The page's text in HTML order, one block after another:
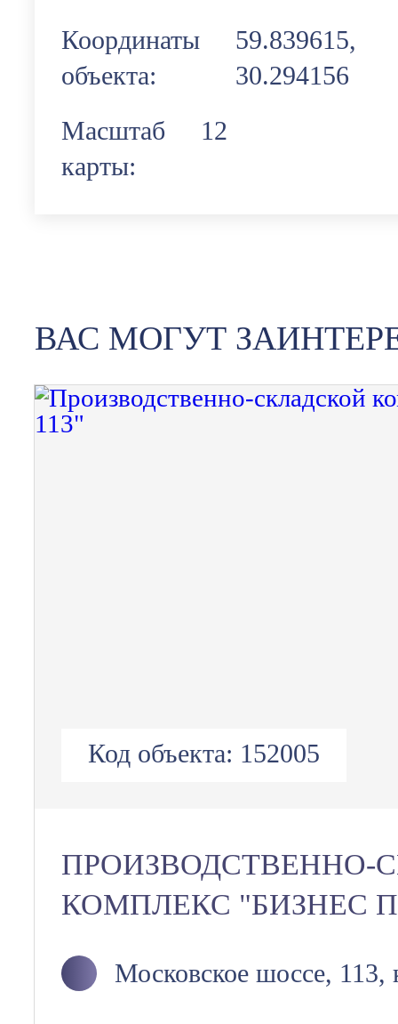
Координаты
объекта:
59.839615,
30.294156
Масштаб
карты:
12
ВАС МОГУТ
Код объекта: 152005
ПРОИЗВОДСТВЕННО-
КОМПЛЕКС "БИЗНЕС
Московское шоссе, 113,